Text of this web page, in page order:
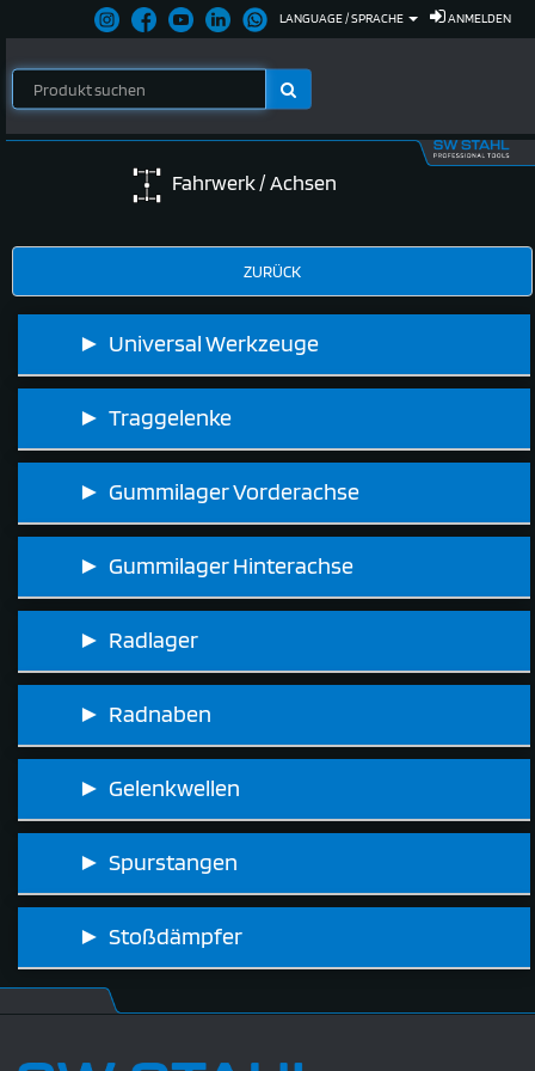
ANMELDEN
LANGUAGE / SPRACHE
Fahrwerk / Achsen
► Universal Werkzeuge
► Traggelenke
► Gummilager Vorderachse
► Gummilager Hinterachse
► Radlager
► Radnaben
► Gelenkwellen
► Spurstangen
► Stoßdämpfer